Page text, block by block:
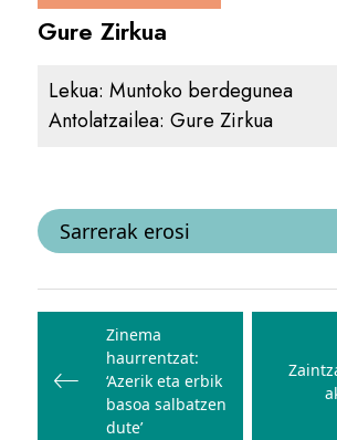
Gure Zirkua
Lekua:Muntoko berdegunea
Antolatzailea:Gure Zirkua
Sarrerak erosi
Bidalketetan
zehar
nabigatu
Zinema
haurrentzat:
‘Azerik eta erbik
basoa salbatzen
dute’